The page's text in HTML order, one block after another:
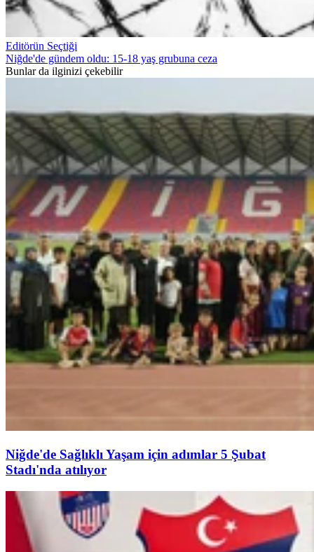
Editörün Seçtiği
Niğde'de gündem oldu: 15-18 yaş grubuna ceza
Bunlar da ilginizi çekebilir
Niğde'de Sağlıklı Yaşam için adımlar 5 Şubat
Stadı'nda atılıyor